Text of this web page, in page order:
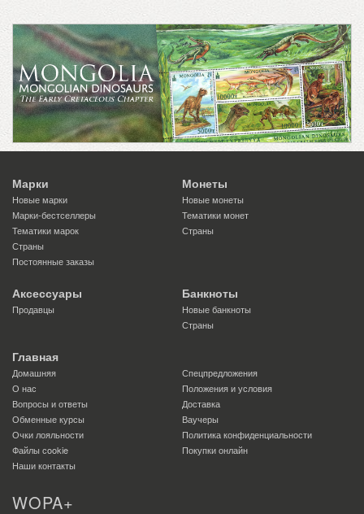
Марки
Новые марки
Марки-бестселлеры
Тематики марок
Страны
Постоянные заказы
Монеты
Новые монеты
Тематики монет
Страны
Аксессуары
Продавцы
Банкноты
Новые банкноты
Страны
Главная
Домашняя
Спецпредложения
О нас
Положения и условия
Вопросы и ответы
Доставка
Обменные курсы
Ваучеры
Очки лояльности
Политика конфиденциальности
Файлы сookie
Покупки онлайн
Наши контакты
WOPA+